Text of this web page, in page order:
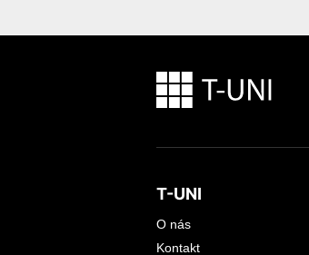
T-UNI
O nás
Kontakt